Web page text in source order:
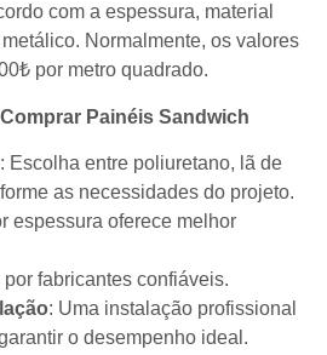
com a espessura, material
Normalmente, os valores
por metro quadrado.
Painéis Sandwich
: Escolha entre poliuretano, lã de
as necessidades do projeto.
espessura oferece melhor
por fabricantes confiáveis.
: Uma instalação profissional
o desempenho ideal.